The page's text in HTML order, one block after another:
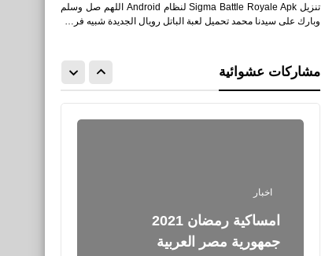
تنزيل Sigma Battle Royale Apk لنظام Android اللهم صل وسلم
وبارك على سيدنا محمد تحميل لعبة الباتل رويال الجديدة شبيه فر…
مشاركات عشوائية
للأندرويد APK 2021
اخبار
امساكية رمضان 2021
جمهورية مصر العربية